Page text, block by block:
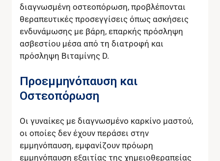
διαγνωσμένη οστεοπόρωση, προβλέπονται
θεραπευτικές προσεγγίσεις όπως ασκήσεις
ενδυνάμωσης με βάρη, επαρκής πρόσληψη
ασβεστίου μέσα από τη διατροφή και
πρόσληψη Βιταμίνης D.
Προεμμηνόπαυση και
Οστεοπόρωση
Οι γυναίκες με διαγνωσμένο καρκίνο μαστού,
οι οποίες δεν έχουν περάσει στην
εμμηνόπαυση, εμφανίζουν πρόωρη
εμμηνόπαυση εξαιτίας της χημειοθεραπείας